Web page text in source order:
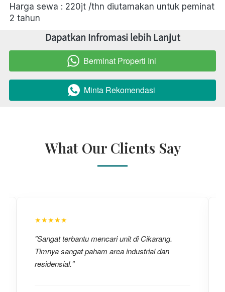
Harga sewa : 220jt /thn diutamakan untuk peminat
2 tahun
Dapatkan Infromasi lebih Lanjut
` Berminat Properti Ini
` Minta Rekomendasi
What Our Clients Say
★★★★★
"Sangat terbantu mencari unit di Cikarang.
Timnya sangat paham area industrial dan
residensial."